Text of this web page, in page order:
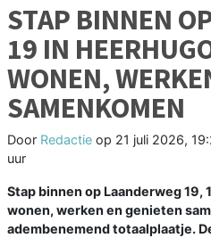
STAP BINNEN
19 IN
WONEN,
SAMENKOMEN
Door Redactie op 21 juli 2026,
uur
Stap binnen op Laanderweg 19,
wonen, werken en genieten
adembenemend totaalplaatje.